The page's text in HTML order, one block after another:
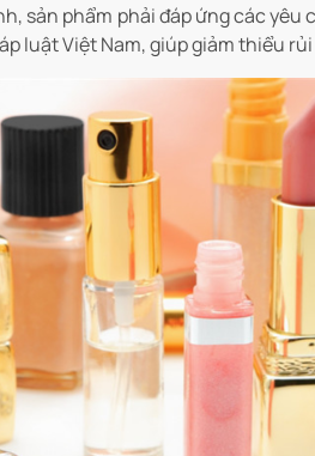
sản phẩm phải đáp ứng các
luật Việt Nam, giúp giảm thiểu